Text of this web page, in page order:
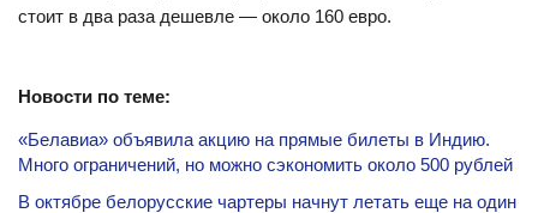
стоит в два раза дешевле — около 160 евро.
Новости по теме:
«Белавиа» объявила акцию на прямые билеты в Индию.
Много ограничений, но можно сэкономить около 500 рублей
В октябре белорусские чартеры начнут летать еще на один